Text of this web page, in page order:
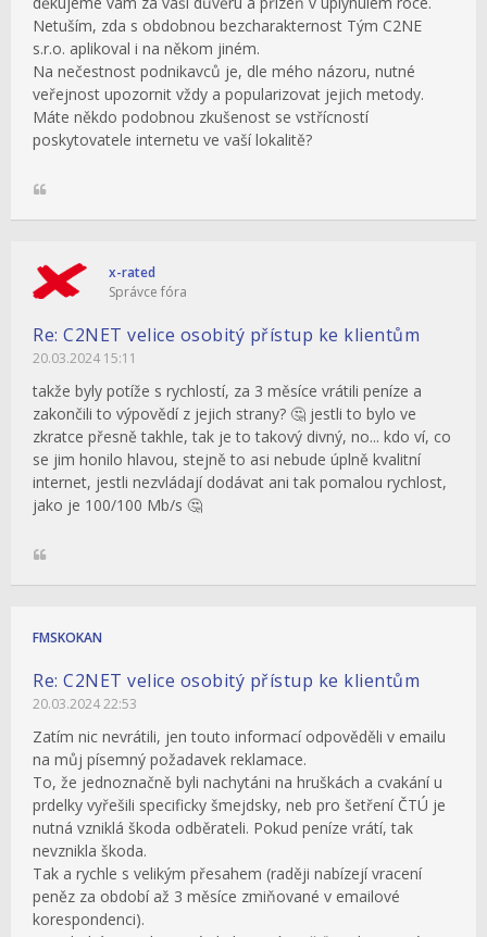
Netuším, zda s obdobnou bezcharakternost Tým C2NE
s.r.o. aplikoval i na někom jiném.
Na nečestnost podnikavců je, dle mého názoru, nutné
veřejnost upozornit vždy a popularizovat jejich metody.
Máte někdo podobnou zkušenost se vstřícností
poskytovatele internetu ve vaší lokalitě?
x-rated
Správce fóra
Re: C2NET velice osobitý přístup ke klientům
20.03.2024 15:11
takže byly potíže s rychlostí, za 3 měsíce vrátili peníze a
zakončili to výpovědí z jejich strany? 🤔 jestli to bylo ve
zkratce přesně takhle, tak je to takový divný, no... kdo ví, co
se jim honilo hlavou, stejně to asi nebude úplně kvalitní
internet, jestli nezvládají dodávat ani tak pomalou rychlost,
jako je 100/100 Mb/s 🤔
FMSKOKAN
Re: C2NET velice osobitý přístup ke klientům
20.03.2024 22:53
Zatím nic nevrátili, jen touto informací odpověděli v emailu
na můj písemný požadavek reklamace.
To, že jednoznačně byli nachytáni na hruškách a cvakání u
prdelky vyřešili specificky šmejdsky, neb pro šetření ČTÚ je
nutná vzniklá škoda odběrateli. Pokud peníze vrátí, tak
nevznikla škoda.
Tak a rychle s velikým přesahem (raději nabízejí vracení
peněz za období až 3 měsíce zmiňované v emailové
korespondenci).